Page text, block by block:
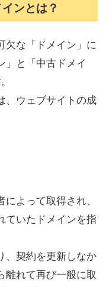
ン年齢10年
ンとは？
欠な「ドメイン」に
」と「中古ドメイ
、ウェブサイトの成
よって取得され、
ていたドメインを指
、契約を更新しなか
離れて再び一般に取